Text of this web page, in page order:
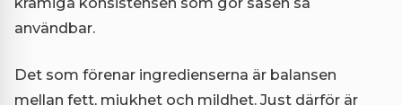
användbar.
Det som förenar ingredienserna är balansen
mellan fett, mjukhet och mildhet. Just därför är